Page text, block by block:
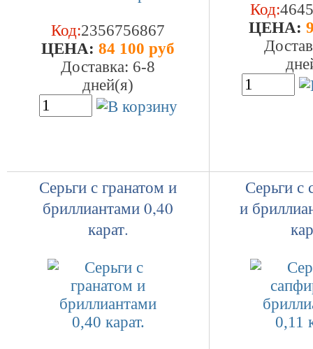
Код:2356756867
ЦEHA: 84 100 руб
Доставка: 6-8
дней(я)
Код:
ЦEHA:
Серьги с гранатом и
бриллиантами 0,40
карат.
Серьги с
и